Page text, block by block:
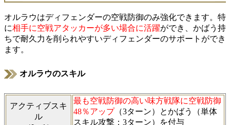
オルラウはディフェンダーの空戦防御のみ強化できます。特
に相手に空戦アタッカーが多い場合に活躍ができ、かばう持
ちで耐久力を削られやすいディフェンダーのサポートができ
ます。
オルラウのスキル
アクティブスキ
ル
最も空戦防御の高い味方戦隊に空戦防御
48％アップ（3ターン）とかばう（単体
スキル攻撃：3ターン）を付与